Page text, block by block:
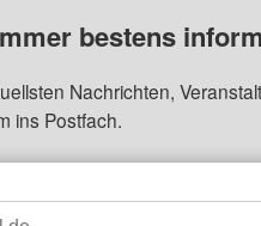
bestens
Nachrichten,
ins Postfach.